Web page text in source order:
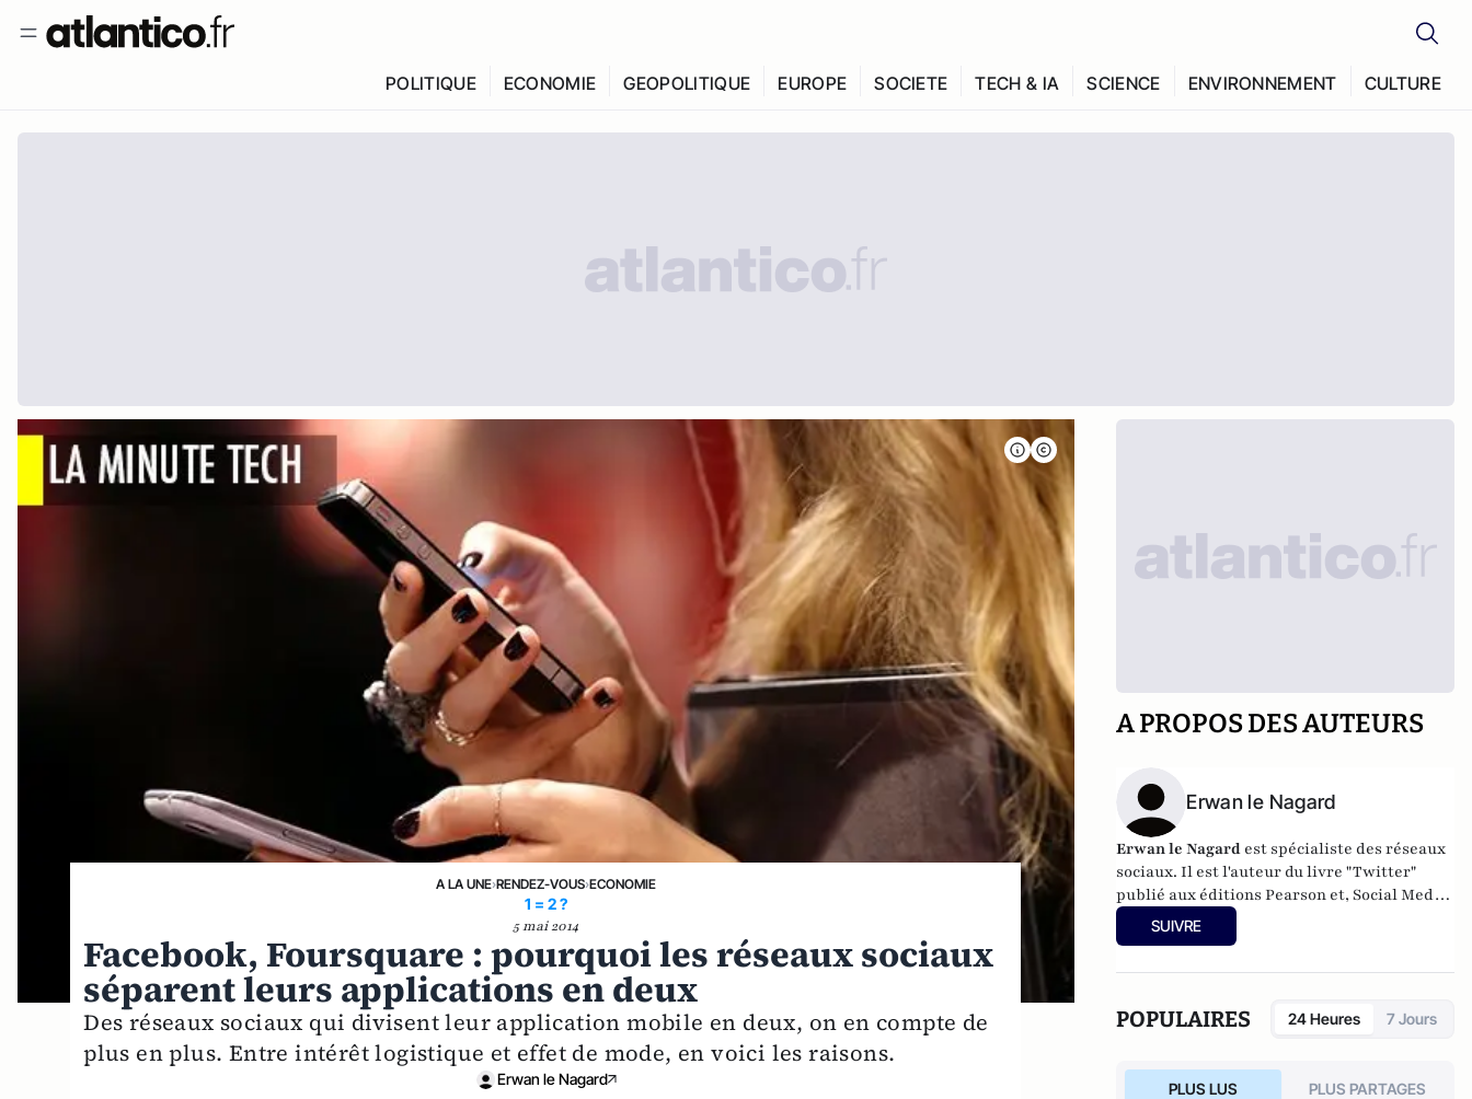
POLITIQUE ECONOMIE GEOPOLITIQUE EUROPE SOCIETE TECH & IA SCIENCE ENVIRONNEMENT CULTURE
A LA UNE›RENDEZ-VOUS›ECONOMIE
1 = 2 ?
5 mai 2014
Facebook, Foursquare : pourquoi les réseaux sociaux
séparent leurs applications en deux
Des réseaux sociaux qui divisent leur application mobile en deux, on en compte de
plus en plus. Entre intérêt logistique et effet de mode, en voici les raisons.
Erwan le Nagard
A PROPOS DES AUTEURS
Erwan le Nagard
Erwan le Nagard est spécialiste des réseaux
sociaux.Il est l'auteur du livre "Twitter"
publié aux éditions Pearson et, Social Media
Marketer.Il intervient au CELSA pour
initier les étudiants aux médias numériques
SUIVRE
POPULAIRES 24 Heures 7 Jours
PLUS LUS PLUS PARTAGES